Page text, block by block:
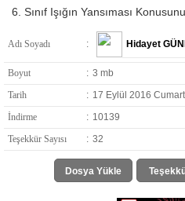
6. Sınıf Işığın Yansıması
Adı Soyadı : Hidayet
Boyut : 3 mb
Tarih
: 17 Eylül 2016
İndirme
: 10139
Teşekkür Sayısı
: 32
Dosya Yükle